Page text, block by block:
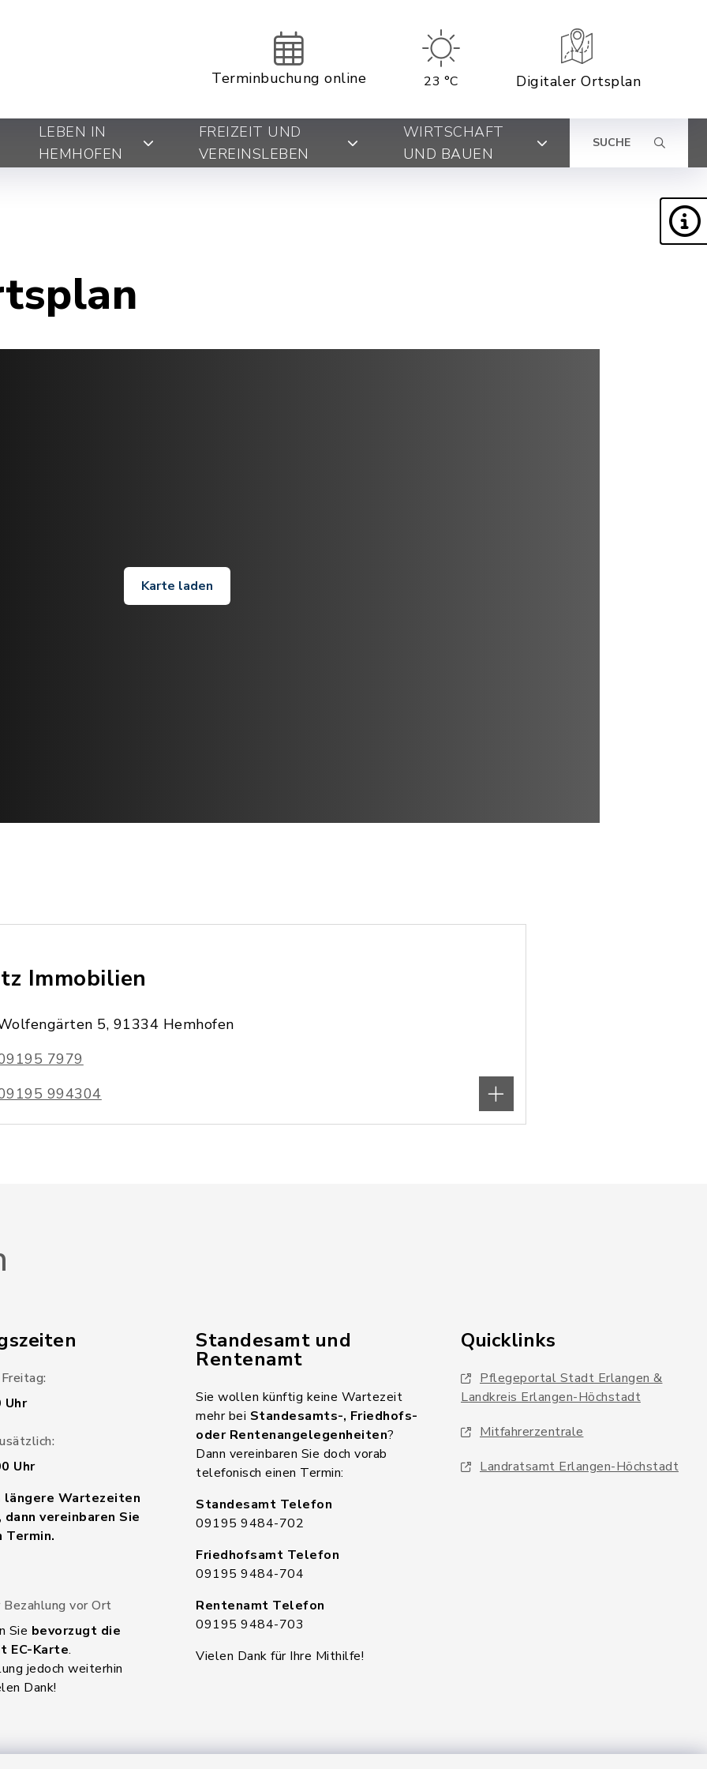
Terminbuchung online 23 °C Digitaler Ortsplan
LEBEN IN
HEMHOFEN
FREIZEIT UND
VEREINSLEBEN
WIRTSCHAFT
UND BAUEN
SUCHE
Karte laden
Immobilien
5, 91334 Hemhofen
7979
994304
Uhr
Uhr
Wartezeiten
vereinbaren Sie
vor Ort
Sie bevorzugt die
EC-Karte.
jedoch weiterhin
Dank!
Standesamt und
Rentenamt
Sie wollen künftig keine Wartezeit
mehr bei Standesamts-, Friedhofs-
oder Rentenangelegenheiten?
Dann vereinbaren Sie doch vorab
telefonisch einen Termin:
Standesamt Telefon
09195 9484-702
Friedhofsamt Telefon
09195 9484-704
Rentenamt Telefon
09195 9484-703
Vielen Dank für Ihre Mithilfe!
Quicklinks
Pflegeportal Stadt Erlangen &
Landkreis Erlangen-Höchstadt
Mitfahrerzentrale
Landratsamt Erlangen-Höchstadt